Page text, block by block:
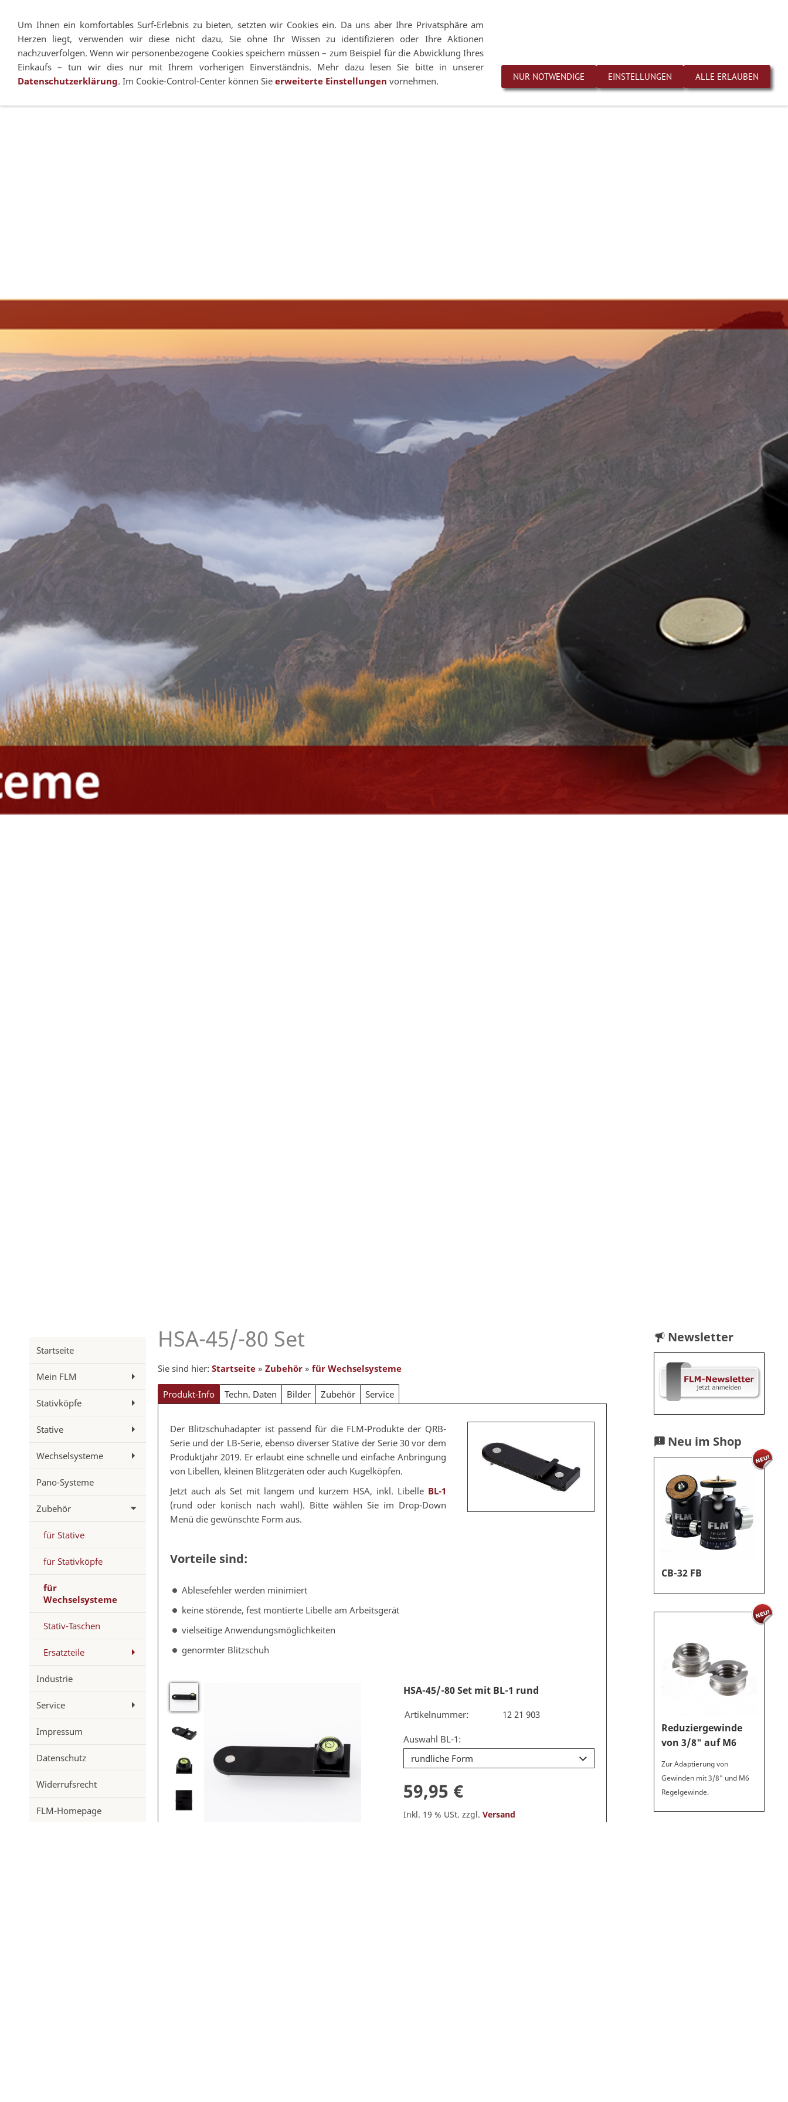
Mein FLM Stativköpfe Stative Wechselsysteme Pano-Systeme Zubehör
FLM-Homepage
Startseite
Mein FLM
Stativköpfe
Stative
Wechselsysteme
Pano-Systeme
Zubehör
für Stative
für Stativköpfe
für
Wechselsysteme
Stativ-Taschen
Ersatzteile
Industrie
Service
Impressum
Datenschutz
Widerrufsrecht
FLM-Homepage
HSA-45/-80 Set
Sie sind hier: Startseite» Zubehör» für Wechselsysteme
Produkt-Info Techn. Daten Bilder Zubehör Service
Der Blitzschuhadapter ist passend für die FLM-Produkte der QRB-
Serie und der LB-Serie, ebenso diverser Stative der Serie 30 vor dem
Produktjahr 2019. Er erlaubt eine schnelle und einfache Anbringung
von Libellen, kleinen Blitzgeräten oder auch Kugelköpfen.
Jetzt auch als Set mit langem und kurzem HSA, inkl. Libelle BL-1
(rund oder konisch nach wahl). Bitte wählen Sie im Drop-Down
Menü die gewünschte Form aus.
Vorteile sind:
Ablesefehler werden minimiert
keine störende, fest montierte Libelle am Arbeitsgerät
vielseitige Anwendungsmöglichkeiten
genormter Blitzschuh
HSA-45/-80 Set mit BL-1 rund
Artikelnummer: 12 21 903
Auswahl BL-1:
59,95 €
Inkl. 19 % USt. zzgl.Versand
Newsletter
Neu im Shop
CB-32 FB
Reduziergewinde
von 3/8" auf M6
Zur Adaptierung von
Gewinden mit 3/8" und M6
Regelgewinde.
Um Ihnen ein komfortables Surf-Erlebnis zu bieten, setzten wir Cookies ein. Da uns aber Ihre Privatsphäre am
Herzen liegt, verwenden wir diese nicht dazu, Sie ohne Ihr Wissen zu identifizieren oder Ihre Aktionen
nachzuverfolgen. Wenn wir personenbezogene Cookies speichern müssen – zum Beispiel für die Abwicklung Ihres
Einkaufs – tun wir dies nur mit Ihrem vorherigen Einverständnis. Mehr dazu lesen Sie bitte in unserer
Datenschutzerklärung. Im Cookie-Control-Center können Sie erweiterte Einstellungen vornehmen. NUR NOTWENDIGE EINSTELLUNGEN ALLE ERLAUBEN